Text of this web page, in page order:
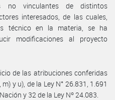
no vinculantes de distintos
interesados, de las cuales,
técnico en la materia, se ha
modificaciones al proyecto
de las atribuciones conferidas
y u), de la Ley N° 26.831, 1.691
y 32 de la Ley Nº 24.083.